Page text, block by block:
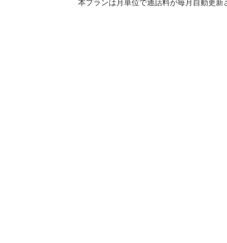
本プランは月単位で通話料が毎月自動更新